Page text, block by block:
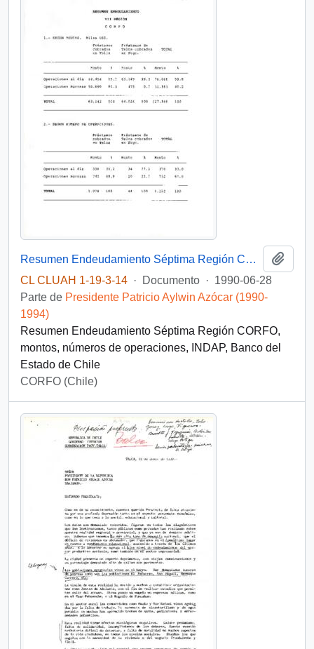
Resumen Endeudamiento Séptima Región CORFO
CL CLUAH 1-19-3-14 · Documento · 1990-06-28
Parte de Presidente Patricio Aylwin Azócar (1990-
1994)
Resumen Endeudamiento Séptima Región CORFO,
montos, números de operaciones, INDAP, Banco del
Estado de Chile
CORFO (Chile)